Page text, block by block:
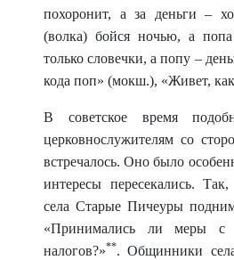
похоронит, а за деньги –
(волка) бойся ночью, а
только словечки, а попу –
кода поп» (мокш.), «Живет,
В советское время
церковнослужителям со
встречалось. Оно было
интересы пересекались.
села Старые Пичеуры
«Принимались ли меры с
налогов?»**. Общинники